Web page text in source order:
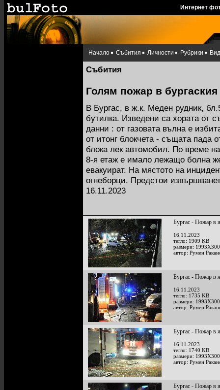
Интернет
Начало Събития Личности Рубрики
Събития
Голям пожар в
В Бургас, в ж.к. Меден рудник,
бутилка. Изведени са хората от
данни : от газовата вълна е
от итонг блокчета - същата пада
блока лек автомобил. По време
8-я етаж е имало лежащо болна
евакуират. На мястото на
огнеборци. Предстои
16.11.2023
Бургас - Пожар в
16.11.2023
тегло: 1909 KB
размери:
автор: Румен
Бургас - Пожар в
16.11.2023
тегло: 1735 KB
размери:
автор: Румен
Бургас - Пожар в
16.11.2023
тегло: 1740 KB
размери:
автор: Румен
Бургас - Пожар в